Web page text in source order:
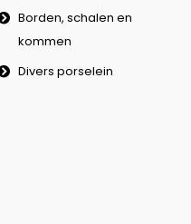
Borden, schalen en
kommen
Divers porselein